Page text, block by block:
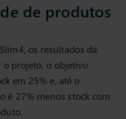
de produtos
os resultados da
o projeto, o objetivo
em 25% e, até o
é 27% menos stock com